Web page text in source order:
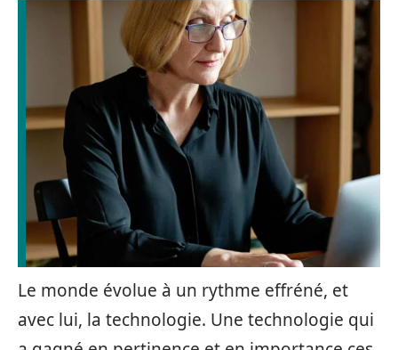
Le monde évolue à un rythme effréné, et
avec lui, la technologie. Une technologie qui